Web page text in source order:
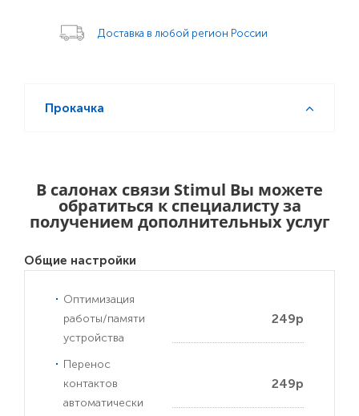
Доставка в любой регион России
Прокачка
В салонах связи Stimul Вы можете
обратиться к специалисту за
получением дополнительных услуг
Общие настройки
Оптимизация
работы/памяти
устройства
249р
Перенос
контактов
автоматически
249р